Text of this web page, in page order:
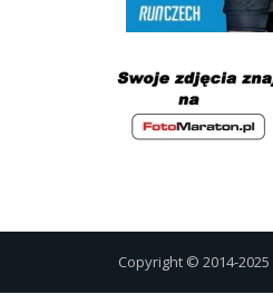
Copyright © 2014-